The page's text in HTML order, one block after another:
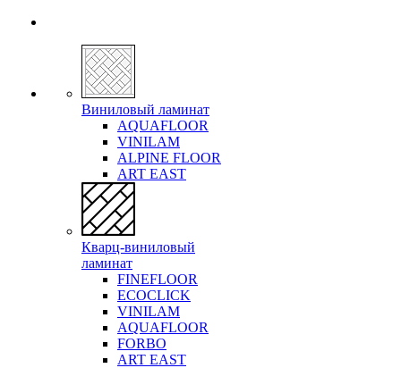
Виниловый ламинат
AQUAFLOOR
VINILAM
ALPINE FLOOR
ART EAST
Кварц-виниловый
ламинат
FINEFLOOR
ECOCLICK
VINILAM
AQUAFLOOR
FORBO
ART EAST